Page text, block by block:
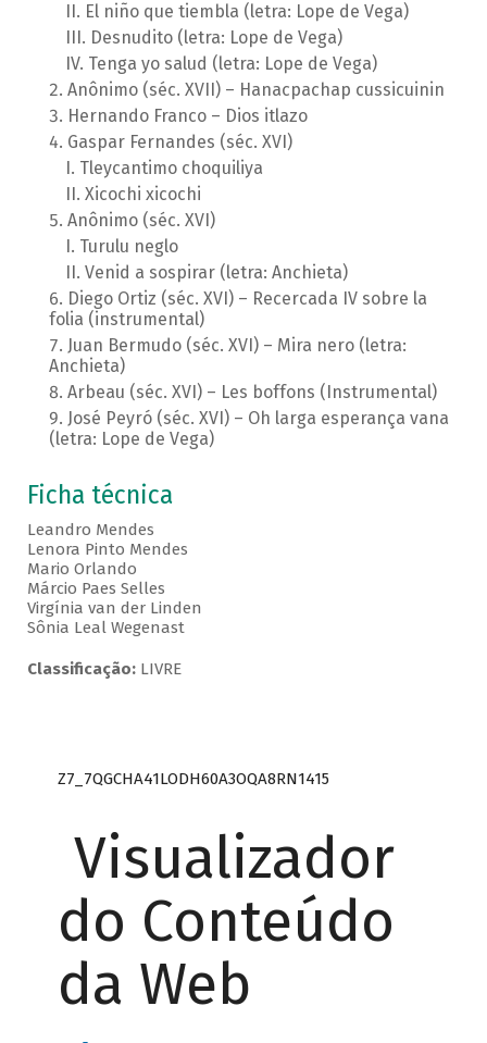
El niño que tiembla (letra: Lope de Vega)
Desnudito (letra: Lope de Vega)
Tenga yo salud (letra: Lope de Vega)
Anônimo (séc. XVII) – Hanacpachap cussicuinin
Hernando Franco – Dios itlazo
Gaspar Fernandes (séc. XVI)
Tleycantimo choquiliya
Xicochi xicochi
Anônimo (séc. XVI)
Turulu neglo
Venid a sospirar (letra: Anchieta)
Diego Ortiz (séc. XVI) – Recercada IV sobre la
folia (instrumental)
Juan Bermudo (séc. XVI) – Mira nero (letra:
Anchieta)
Arbeau (séc. XVI) – Les boffons (Instrumental)
José Peyró (séc. XVI) – Oh larga esperança vana
(letra: Lope de Vega)
Ficha técnica
Leandro Mendes
Lenora Pinto Mendes
Mario Orlando
Márcio Paes Selles
Virgínia van der Linden
Sônia Leal Wegenast
Classificação:LIVRE
Z7_7QGCHA41LODH60A3OQA8RN1415
Visualizador
do Conteúdo
da Web